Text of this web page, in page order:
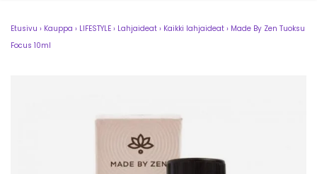
Etusivu › Kauppa › LIFESTYLE › Lahjaideat › Kaikki lahjaideat › Made By Zen Tuoksu
Focus 10ml